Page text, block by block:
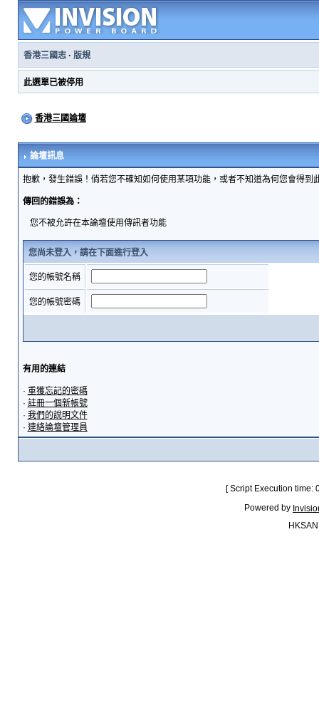
香港三國志· 版規
此選單已被停用
香港三國論壇
論壇訊息
抱歉，發生錯誤！倘若您不確知如何使用某項功能，或者不知道為何您會得
傳回的錯誤為：
您不被允許在本論壇使用傳訊者功能
您尚未登入，請在下面進行登入
您的帳號名稱
您的帳號密碼
有用的連結
· 重獲忘記的密碼
· 註冊一個新帳號
· 我們的說明文件
· 連絡論壇管理員
[ Script Execution
Powered by